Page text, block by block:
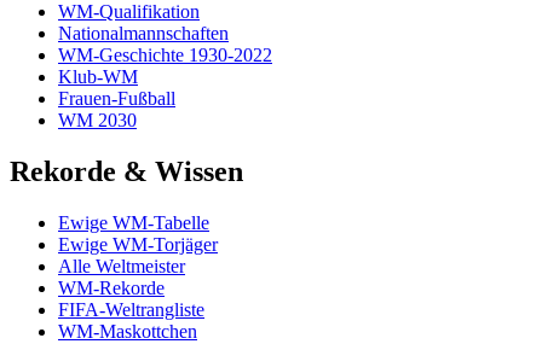
WM-Qualifikation
Nationalmannschaften
WM-Geschichte 1930-2022
Klub-WM
Frauen-Fußball
WM 2030
Rekorde & Wissen
Ewige WM-Tabelle
Ewige WM-Torjäger
Alle Weltmeister
WM-Rekorde
FIFA-Weltrangliste
WM-Maskottchen